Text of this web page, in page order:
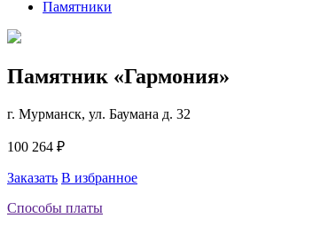
Памятники
Памятник «Гармония»
г. Мурманск, ул. Баумана д. 32
100 264 ₽
Заказать В избранное
Способы платы